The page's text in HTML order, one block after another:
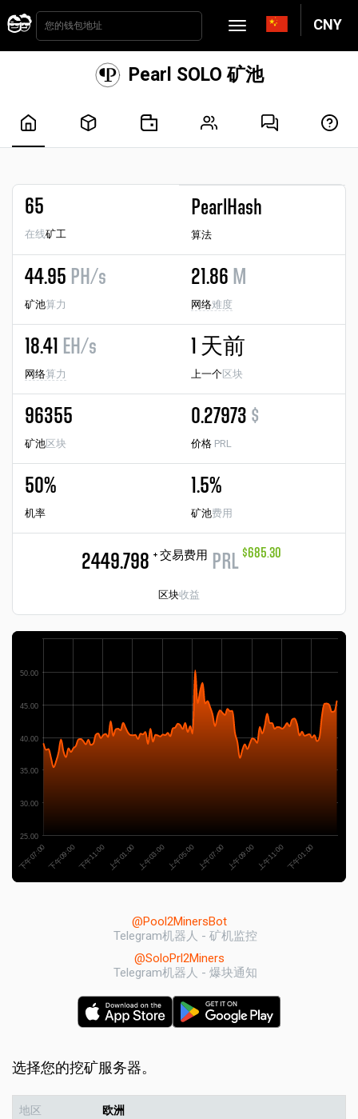
CNY
Pearl SOLO 矿池
65
在线矿工
PearlHash
算法
44.95 PH/s
矿池算力
21.86 M
网络难度
18.41 EH/s
网络算力
1 天前
上一个区块
96355
矿池区块
0.27973 $
价格 PRL
50%
机率
1.5%
矿池费用
2449.798 + 交易费用 PRL $685.30
区块收益
下午07:00下午09:00下午11:00上午01:00上午03:00上午05:00上午07:00上午09:00上午11:00下午01:00
25.00
30.00
35.00
40.00
45.00
50.00
@Pool2MinersBot
Telegram机器人 - 矿机监控
@SoloPrl2Miners
Telegram机器人 - 爆块通知
选择您的挖矿服务器。
地区 欧洲